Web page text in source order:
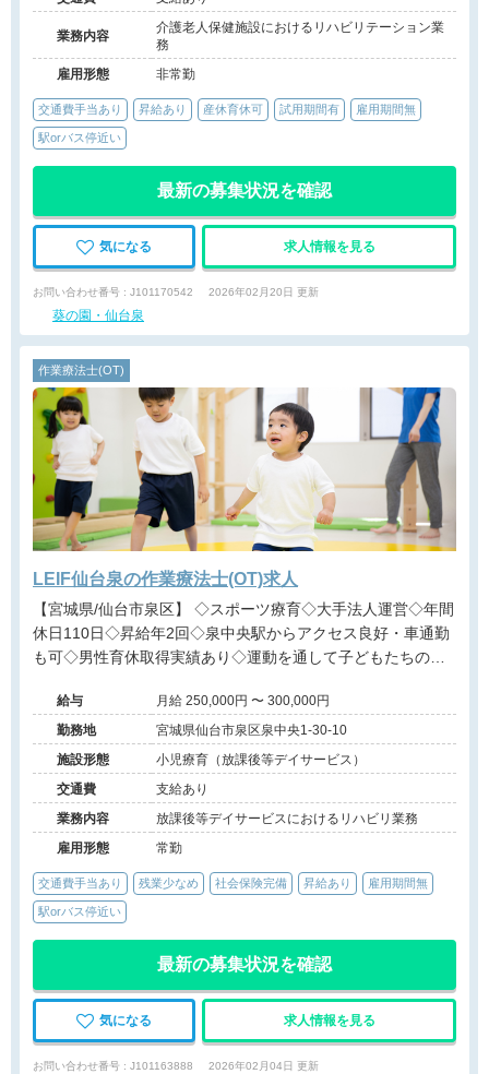
業務内容
介護老人保健施設におけるリハビリテーション業
務
雇用形態
非常勤
交通費手当あり 昇給あり 産休育休可 試用期間有 雇用期間無
駅orバス停近い
最新の募集状況を確認
気になる 求人情報を見る
お問い合わせ番号 : J101170542 2026年02月20日 更新
葵の園・仙台泉
作業療法士(OT)
LEIF仙台泉の作業療法士(OT)求人
【宮城県/仙台市泉区】 ◇スポーツ療育◇大手法人運営◇年間
休日110日◇昇給年2回◇泉中央駅からアクセス良好・車通勤
も可◇男性育休取得実績あり◇運動を通して子どもたちの成
給与
月給 250,000円 〜 300,000円
勤務地
宮城県仙台市泉区泉中央1-30-10
施設形態
小児療育（放課後等デイサービス）
交通費
支給あり
業務内容
放課後等デイサービスにおけるリハビリ業務
雇用形態
常勤
交通費手当あり 残業少なめ 社会保険完備 昇給あり 雇用期間無
駅orバス停近い
最新の募集状況を確認
気になる 求人情報を見る
お問い合わせ番号 : J101163888 2026年02月04日 更新